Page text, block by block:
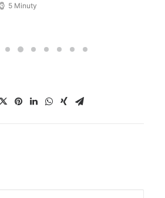
5 Minuty